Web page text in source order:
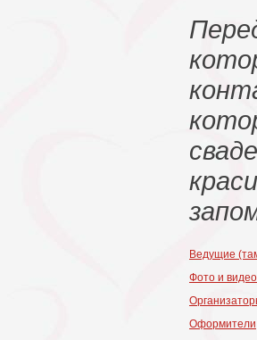
Ведущие
Фото и
Оформители